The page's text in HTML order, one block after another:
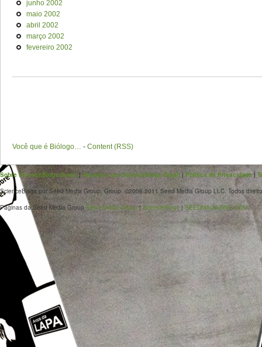
junho 2002
maio 2002
abril 2002
março 2002
fevereiro 2002
Você que é Biólogo… - Content (RSS)
Sobre ScienceBlogs Brasil|Anuncie com ScienceBlogs Brasil|Política de Privacidade|
ScienceBlogs por Seed Media Group. Group. ©2006-2011 Seed Media Group LLC. Todos
Páginas da Seed Media GroupSeed Media Group| ScienceBlogs|SEEDMAGAZINE.COM